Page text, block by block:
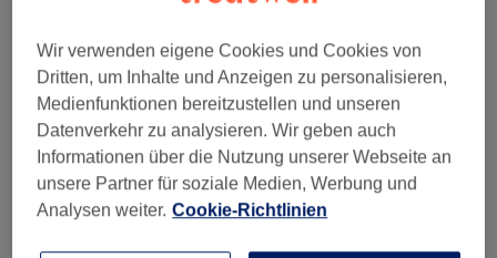
Sauberkeit
Service
Bewertungen filtern
Wir verwenden eigene Cookies und Cookies von
Dritten, um Inhalte und Anzeigen zu personalisieren,
Medienfunktionen bereitzustellen und unseren
Datenverkehr zu analysieren. Wir geben auch
Informationen über die Nutzung unserer Webseite an
unsere Partner für soziale Medien, Werbung und
Analysen weiter. Cookie-Richtlinien